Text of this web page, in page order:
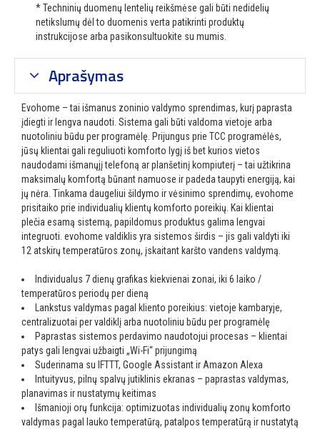
* Techninių duomenų lentelių reikšmėse gali būti nedidelių
netikslumų dėl to duomenis verta patikrinti produktų
instrukcijose arba pasikonsultuokite su mumis.
Aprašymas
Evohome – tai išmanus zoninio valdymo sprendimas, kurį paprasta
įdiegti ir lengva naudoti. Sistema gali būti valdoma vietoje arba
nuotoliniu būdu per programėlę. Prijungus prie TCC programėlės,
jūsų klientai gali reguliuoti komforto lygį iš bet kurios vietos
naudodami išmanųjį telefoną ar planšetinį kompiuterį – tai užtikrina
maksimalų komfortą būnant namuose ir padeda taupyti energiją, kai
jų nėra. Tinkama daugeliui šildymo ir vėsinimo sprendimų, evohome
prisitaiko prie individualių klientų komforto poreikių. Kai klientai
plečia esamą sistemą, papildomus produktus galima lengvai
integruoti. evohome valdiklis yra sistemos širdis – jis gali valdyti iki
12 atskirų temperatūros zonų, įskaitant karšto vandens valdymą.
Individualus 7 dienų grafikas kiekvienai zonai, iki 6 laiko /
temperatūros periodų per dieną
Lankstus valdymas pagal kliento poreikius: vietoje kambaryje,
centralizuotai per valdiklį arba nuotoliniu būdu per programėlę
Paprastas sistemos perdavimo naudotojui procesas – klientai
patys gali lengvai užbaigti „Wi-Fi“ prijungimą
Suderinama su IFTTT, Google Assistant ir Amazon Alexa
Intuityvus, pilnų spalvų jutiklinis ekranas – paprastas valdymas,
planavimas ir nustatymų keitimas
Išmanioji orų funkcija: optimizuotas individualių zonų komforto
valdymas pagal lauko temperatūrą, patalpos temperatūrą ir nustatytą